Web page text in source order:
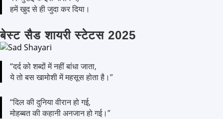
हमें खुद से ही जुदा कर दिया।
बेस्ट सैड शायरी स्टेटस 2025
“दर्द को शब्दों में नहीं बांधा जाता,
ये तो बस खामोशी में महसूस होता है।”
“दिल की दुनिया वीरान हो गई,
मोहब्बत की कहानी अनजान हो गई।”